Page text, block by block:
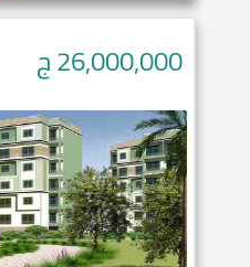
26,000,000ج